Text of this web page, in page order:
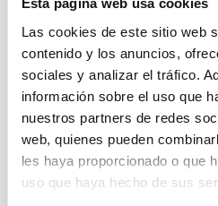
Esta página web usa cookies
Las cookies de este sitio web
contenido y los anuncios,
sociales y analizar el tráfico.
información sobre el uso que
nuestros partners de redes
web, quienes pueden
les haya proporcionado o que
uso que haya hecho de sus
Recuperar materiales
ofrece una fuente local y
estratégicos que puede
suministro industrial sin
intensiva.
La estrategia reduce la